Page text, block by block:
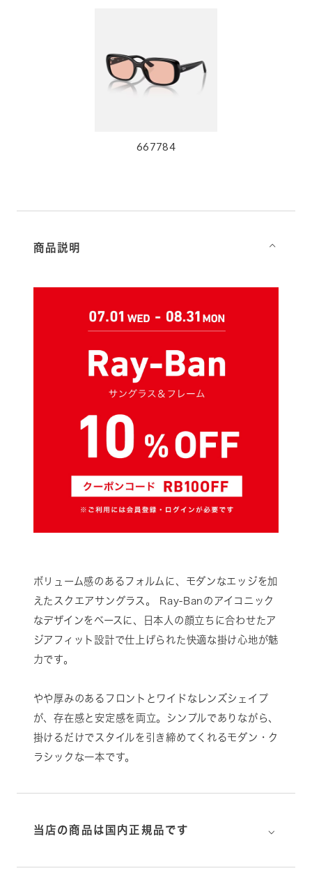
667784
商品説明 ⌵
ボリューム感のあるフォルムに、モダンなエッジを加
えたスクエアサングラス。 Ray-Banのアイコニック
なデザインをベースに、日本人の顔立ちに合わせたア
ジアフィット設計で仕上げられた快適な掛け心地が魅
力です。
やや厚みのあるフロントとワイドなレンズシェイプ
が、存在感と安定感を両立。シンプルでありながら、
掛けるだけでスタイルを引き締めてくれるモダン・ク
ラシックな一本です。
当店の商品は国内正規品です ⌵